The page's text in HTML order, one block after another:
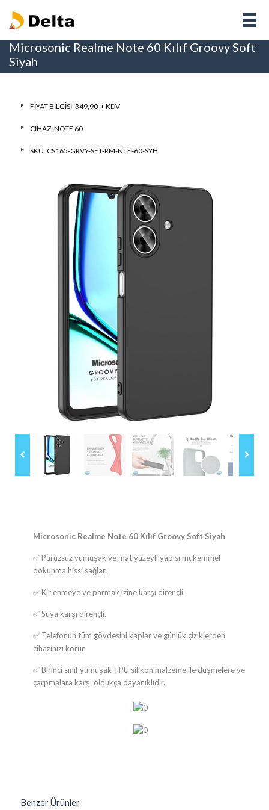
Microsonic Realme Note 60 Kılıf Groovy Soft
Siyah
FIYAT BILGISI: 349,90 + KDV
CIHAZ:NOTE 60
SKU: CS165-GRVY-SFT-RM-NTE-60-SYH
Microsonic Realme Note 60 Kılıf Groovy Soft Siyah
✅ Pürüzsüz yumuşak ve mat yüzeyli yapısı mükemmel
dokunma hissi sağlar.
✅ Kirlenmeye ve parmak izine karşı dirençli.
✅Suya karşı dirençli.
✅ ​Telefonun tüm gövdesini kaplar ve günlük çiziklerden
cihazınızı korur.
✅ Birinci sınıf yumuşak TPU silikon malzeme ile düşmelere ve
çarpmalara karşı oldukça dayanıklıdır.
Benzer Ürünler